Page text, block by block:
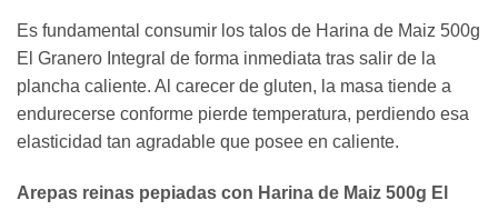
Es fundamental consumir los talos de Harina de Maiz 500g
El Granero Integral de forma inmediata tras salir de la
plancha caliente. Al carecer de gluten, la masa tiende a
endurecerse conforme pierde temperatura, perdiendo esa
elasticidad tan agradable que posee en caliente.
Arepas reinas pepiadas con Harina de Maiz 500g El